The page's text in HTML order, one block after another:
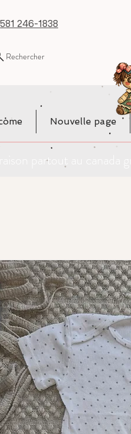
581 246-1838
Rechercher
Nouvelle page
partout au